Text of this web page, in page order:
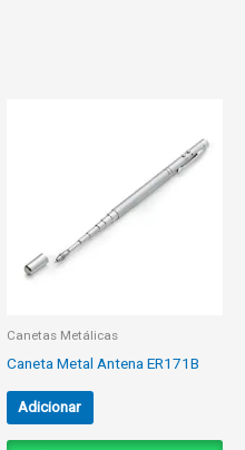
Canetas Metálicas
Caneta Metal Antena ER171B
Adicionar